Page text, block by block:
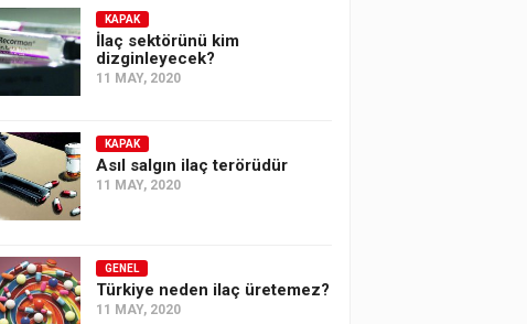
KAPAK
İlaç sektörünü kim
dizginleyecek?
11 MAY, 2020
KAPAK
Asıl salgın ilaç terörüdür
11 MAY, 2020
GENEL
Türkiye neden ilaç üretemez?
11 MAY, 2020